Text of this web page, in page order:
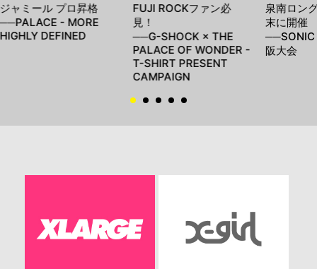
ジャミール プロ昇格
──PALACE - MORE
HIGHLY DEFINED
FUJI ROCKファン必
見！
──G-SHOCK × THE
PALACE OF WONDER -
T-SHIRT PRESENT
CAMPAIGN
泉南ロン
末に開催
──SONIC
阪大会